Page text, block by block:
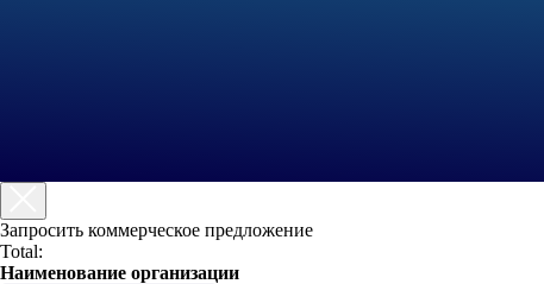
Запросить коммерческое предложение
Total:
Наименование организации